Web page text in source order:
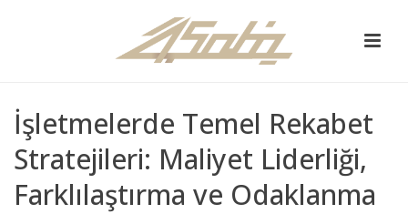
İşletmelerde Temel Rekabet
Stratejileri: Maliyet Liderliği,
Farklılaştırma ve Odaklanma